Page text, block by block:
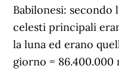
Babilonesi:
celesti principali
la luna ed erano
giorno =